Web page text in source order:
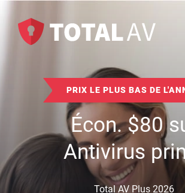
PRIX LE PLUS BAS DE
Écon.$80
Antivirus
Total AV Plus 2026